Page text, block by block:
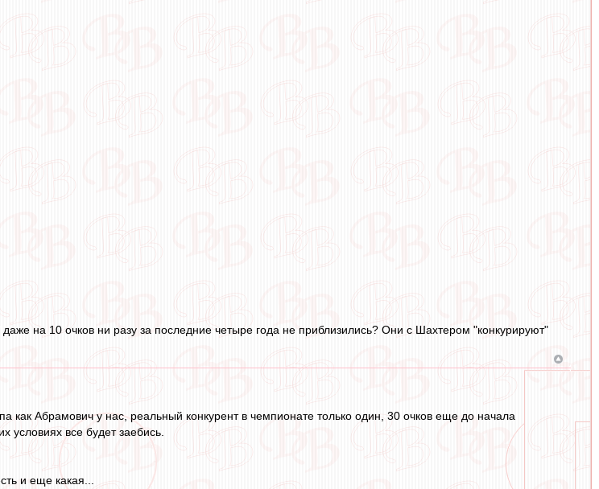
даже на 10 очков ни разу за последние четыре года не приблизились? Они с Шахтером "конкурируют"
как Абрамович у нас, реальный конкурент в чемпионате только один, 30 очков еще до начала
условиях все будет заебись.
и еще какая...